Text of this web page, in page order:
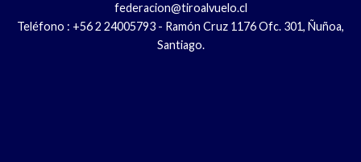
federacion@tiroalvuelo.cl
Teléfono : +56 2 24005793 - Ramón Cruz 1176 Ofc. 301, Ñuñoa,
Santiago.